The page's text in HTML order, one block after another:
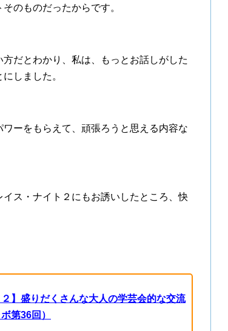
のものだったからです。
だとわかり、私は、もっとお話しがした
しました。
ーをもらえて、頑張ろうと思える内容な
ス・ナイト２にもお誘いしたところ、快
】盛りだくさんな大人の学芸会的な交流
第36回）